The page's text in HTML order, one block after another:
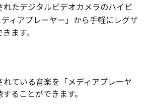
たデジタルビデオカメラのハイビ
ィアプレーヤー」から手軽にレグザ
ます。
ている音楽を「メディアプレーヤ
ることができます。